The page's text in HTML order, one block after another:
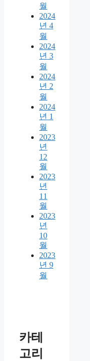
월
2024
년 4
월
2024
년 3
월
2024
년 2
월
2024
년 1
월
2023
년
12
월
2023
년
11
월
2023
년
10
월
2023
년 9
월
카테
고리